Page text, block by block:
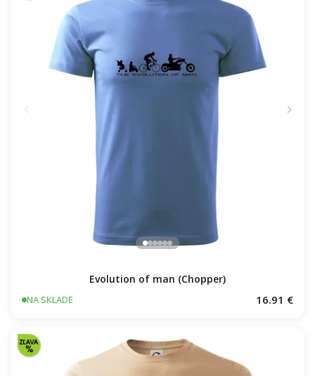
Evolution of man (Chopper)
NA SKLADE 16.91 €